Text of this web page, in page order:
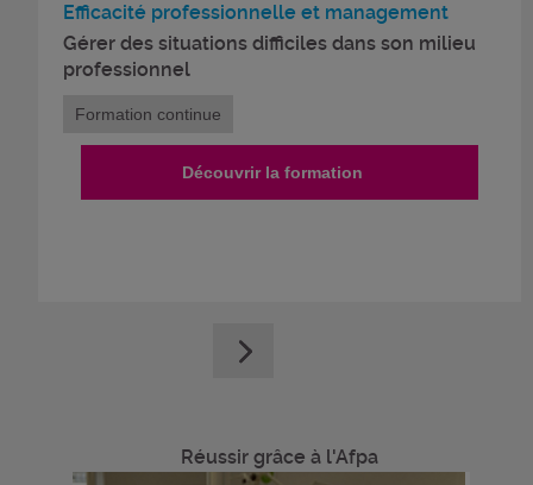
Efficacité professionnelle et management
Gérer des situations difficiles dans son milieu
professionnel
Formation continue
Découvrir la formation
Réussir grâce à l'Afpa